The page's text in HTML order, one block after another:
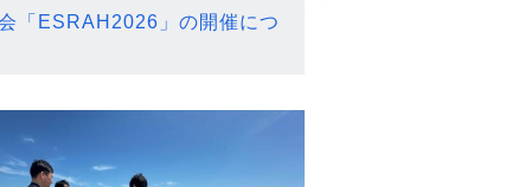
「ESRAH2026」の開催につ